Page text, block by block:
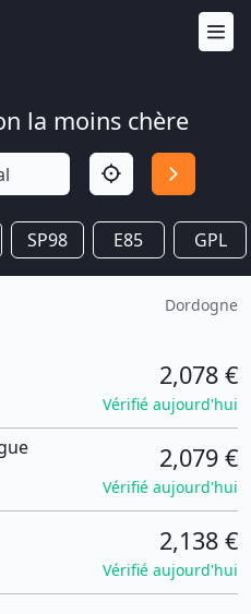
la moins chère
SP98 E85 GPL
Dordogne
2,078 €
Vérifié aujourd'hui
2,079 €
Vérifié aujourd'hui
2,138 €
Vérifié aujourd'hui